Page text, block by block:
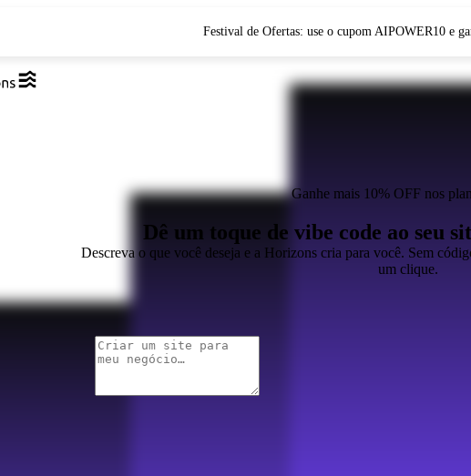
Festival de Ofertas: use o cupom AIPOWER10 e
Ganhe mais 10% OFF nos
Dê um toque de vibe code ao seu
Descreva o que você deseja e a Horizons cria para você. Sem
um clique.